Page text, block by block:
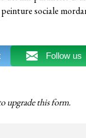
sociale
Follow us
upgradethis form.